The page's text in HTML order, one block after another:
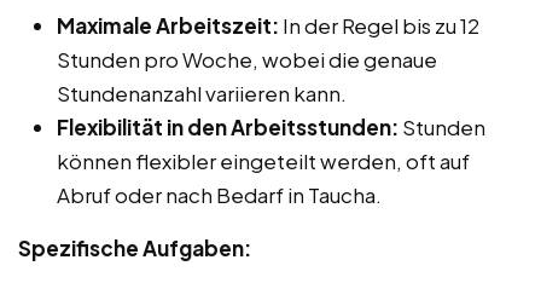
Maximale Arbeitszeit: In der Regel bis zu 12
Stunden pro Woche, wobei die genaue
Stundenanzahl variieren kann.
Flexibilität in den Arbeitsstunden: Stunden
können flexibler eingeteilt werden, oft auf
Abruf oder nach Bedarf in Taucha.
Spezifische Aufgaben: